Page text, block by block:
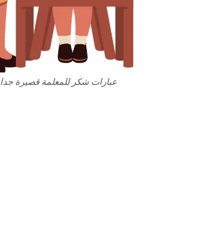
عبارات شكر للمعلمة قصيرة جدا